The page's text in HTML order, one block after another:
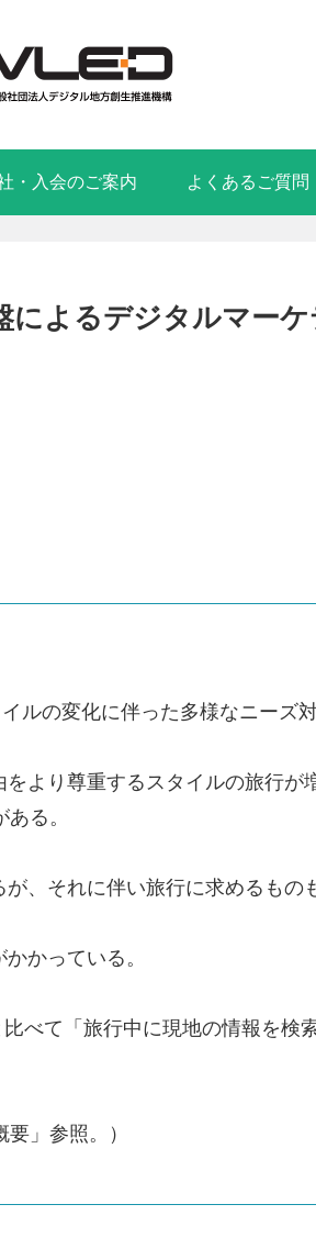
・入会のご案内 よくあるご質問
よるデジタルマーケ
ルの変化に伴った多様なニーズ対
より尊重するスタイルの旅行
る。
、それに伴い旅行に求めるもの
かっている。
べて「旅行中に現地の情報を検
」参照。）